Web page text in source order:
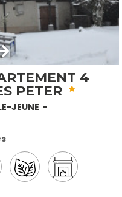
4
PETER
JEUNE